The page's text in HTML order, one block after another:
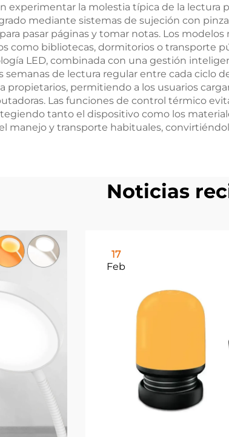
experimentar la molestia típica de la
mediante sistemas de sujeción con
pasar páginas y tomar notas. Los
como bibliotecas, dormitorios o transporte
LED, combinada con una gestión
de lectura regular entre cada ciclo
propietarios, permitiendo a los usuarios
Las funciones de control térmico
tanto el dispositivo como los
manejo y transporte habituales,
Noticias
17
Feb